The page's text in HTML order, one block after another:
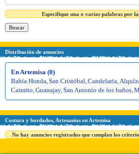
Especifique una o varias palabras por
Distribución de anuncios
En Artemisa (0)
Bahía Honda San Cristóbal Candelaria
Caimito Guanajay, San Antonio de los baños
Costura y bordados, Artesanías en Artemisa
No hay anuncios registrados que cumplan los